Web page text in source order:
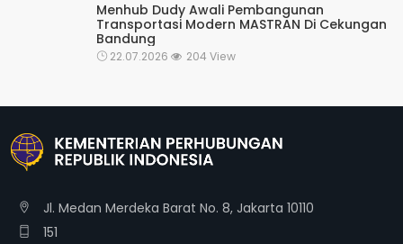
Menhub Dudy Awali Pembangunan
Transportasi Modern MASTRAN Di Cekungan
Bandung
22.07.2026 204 View
Jl. Medan Merdeka Barat No. 8, Jakarta 10110
151